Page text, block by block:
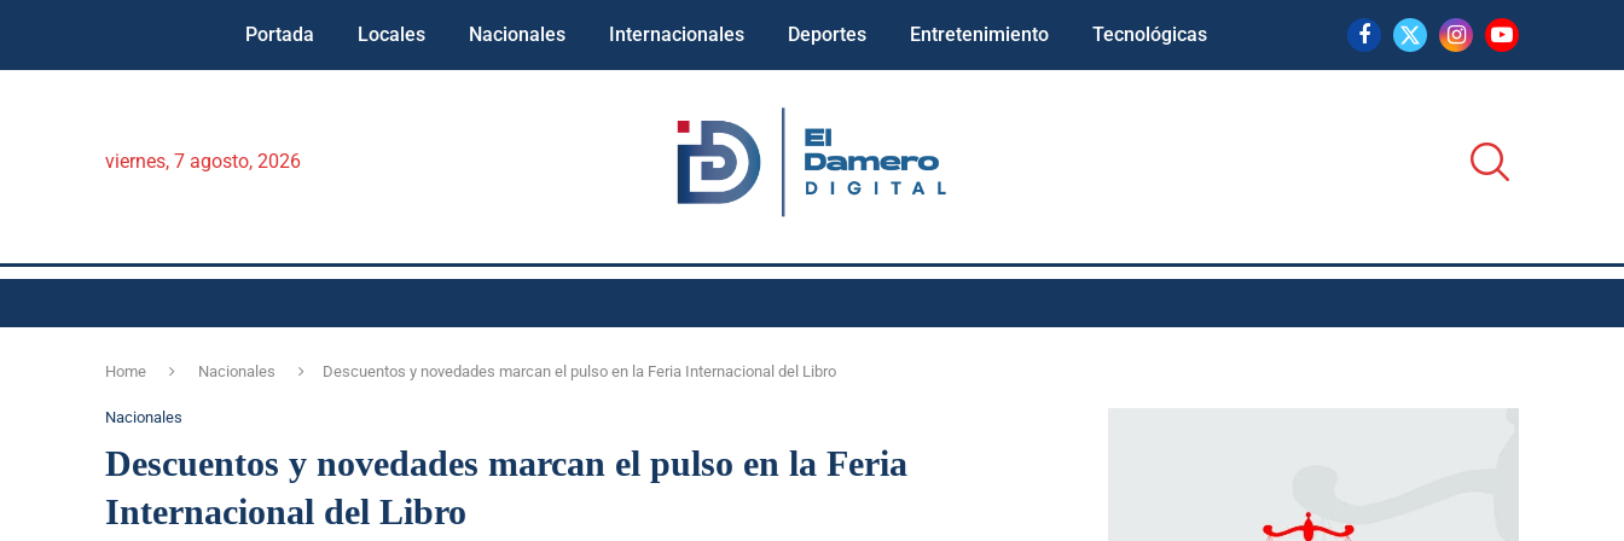
Portada Locales Nacionales Internacionales Deportes Entretenimiento Tecnológicas
viernes, 7 agosto, 2026
Home Nacionales Descuentos y novedades marcan el pulso en la Feria Internacional del Libro
Nacionales
Descuentos y novedades marcan el pulso en la Feria
Internacional del Libro